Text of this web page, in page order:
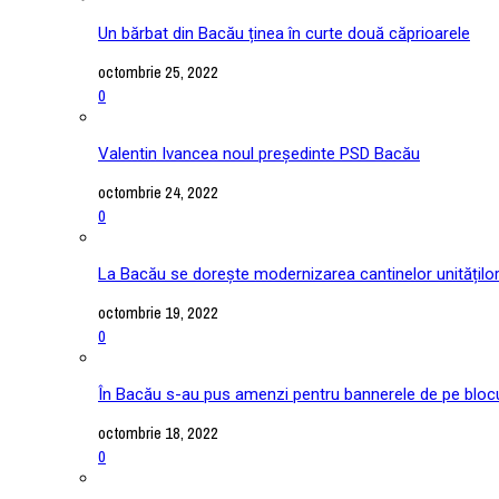
Un bărbat din Bacău ținea în curte două căprioarele
octombrie 25, 2022
0
Valentin Ivancea noul președinte PSD Bacău
octombrie 24, 2022
0
La Bacău se dorește modernizarea cantinelor
octombrie 19, 2022
0
În Bacău s-au pus amenzi pentru bannerele de pe
octombrie 18, 2022
0